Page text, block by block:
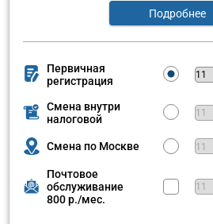
Подробнее
Первичная
регистрация
Смена внутри
налоговой
Смена по Москве
Почтовое
обслуживание
800 р./мес.